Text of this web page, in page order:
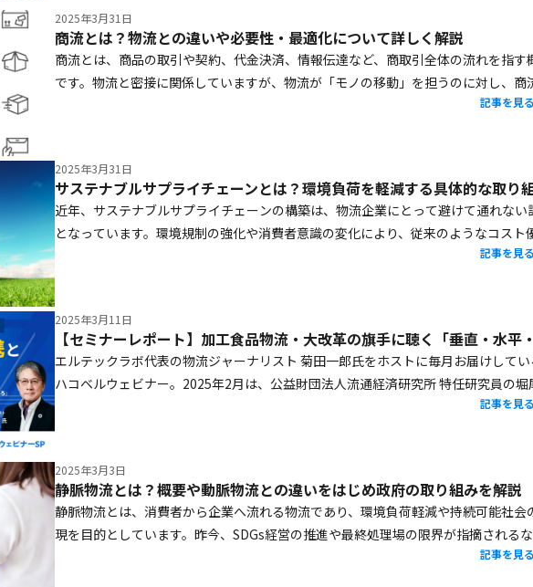
2025年3月31日
商流とは？物流との違いや必要性・最適化について詳しく解説
商流とは、商品の取引や契約、代金決済、情報伝達など、商取引全体の流れを指す
です。物流と密接に関係していますが、物流が「モノの移動」を担うのに対し、商
「取引や情報の流れ」を管理する役割を持ちます。スムーズな業務運営を実現する
記事を見る
2025年3月31日
近年、サステナブルサプライチェーンの構築は、物流企業にとって避けて通れない
となっています。環境規制の強化や消費者意識の変化により、従来のようなコスト
のサプライチェーンでは競争力の維持が難しくなってきているためです。しかし、
チェーンの定義や、構築が求められる背景、具体的な取り組み事例などを詳しく解
ます。また、サプライヤーのESG対応強化やコストバランスの確保といった課題への
決策も紹介しています。
記事を見る
2025年3月11日
エルテックラボ代表の物流ジャーナリスト 菊田一郎氏をホストに毎月お届けしてい
ハコベルウェビナー。2025年2月は、公益財団法人流通経済研究所 特任研究員の堀
氏をお招きし、「加工食品物流・大改革の旗手に聴く『垂直・水平・斜め連携』と
た。
記事を見る
2025年3月3日
静脈物流とは？概要や動脈物流との違いをはじめ政府の取り組みを解説
静脈物流とは、消費者から企業へ流れる物流であり、環境負荷軽減や持続可能社会
現を目的としています。昨今、SDGs経営の推進や最終処理場の限界が指摘されるな
か、静脈物流の重要性が一層高まっている状況です。事実として静脈物流の市場規模
記事を見る